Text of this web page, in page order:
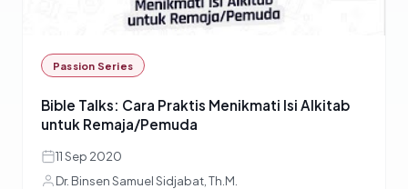
Passion Series
Bible Talks: Cara Praktis Menikmati Isi Alkitab
untuk Remaja/Pemuda
11 Sep 2020
Dr. Binsen Samuel Sidjabat, Th.M.